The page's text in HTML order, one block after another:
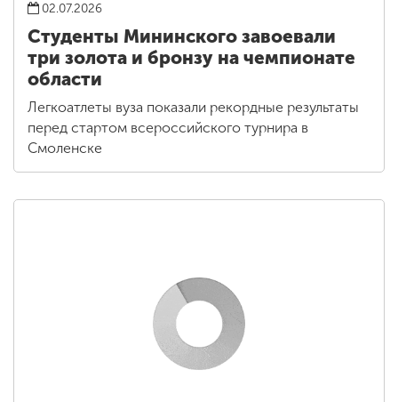
02.07.2026
Студенты Мининского завоевали
три золота и бронзу на чемпионате
области
Легкоатлеты вуза показали рекордные результаты
перед стартом всероссийского турнира в
Смоленске